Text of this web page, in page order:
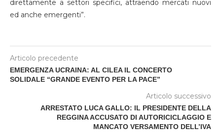
direttamente a settori specifici, attraendo mercati nuovi
ed anche emergenti”.
Articolo precedente
EMERGENZA UCRAINA: AL CILEA IL CONCERTO
SOLIDALE “GRANDE EVENTO PER LA PACE”
Articolo successivo
ARRESTATO LUCA GALLO: IL PRESIDENTE DELLA
REGGINA ACCUSATO DI AUTORICICLAGGIO E
MANCATO VERSAMENTO DELL’IVA